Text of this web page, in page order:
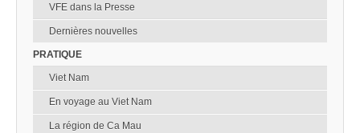
VFE dans la Presse
Dernières nouvelles
PRATIQUE
Viet Nam
En voyage au Viet Nam
La région de Ca Mau